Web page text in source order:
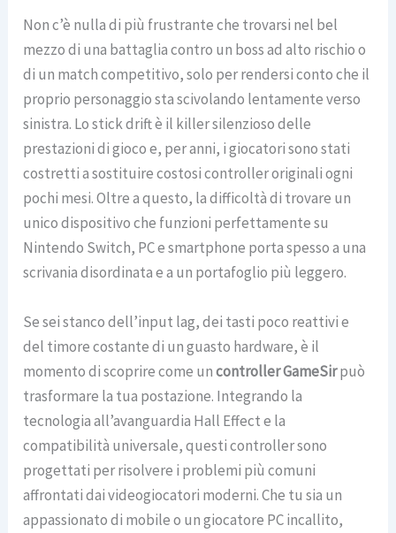
Non c’è nulla di più frustrante che trovarsi nel bel
mezzo di una battaglia contro un boss ad alto rischio o
di un match competitivo, solo per rendersi conto che il
proprio personaggio sta scivolando lentamente verso
sinistra. Lo stick drift è il killer silenzioso delle
prestazioni di gioco e, per anni, i giocatori sono stati
costretti a sostituire costosi controller originali ogni
pochi mesi. Oltre a questo, la difficoltà di trovare un
unico dispositivo che funzioni perfettamente su
Nintendo Switch, PC e smartphone porta spesso a una
scrivania disordinata e a un portafoglio più leggero.
Se sei stanco dell’input lag, dei tasti poco reattivi e
del timore costante di un guasto hardware, è il
momento di scoprire come uncontroller GameSirpuò
trasformare la tua postazione. Integrando la
tecnologia all’avanguardia Hall Effect e la
compatibilità universale, questi controller sono
progettati per risolvere i problemi più comuni
affrontati dai videogiocatori moderni. Che tu sia un
appassionato di mobile o un giocatore PC incallito,